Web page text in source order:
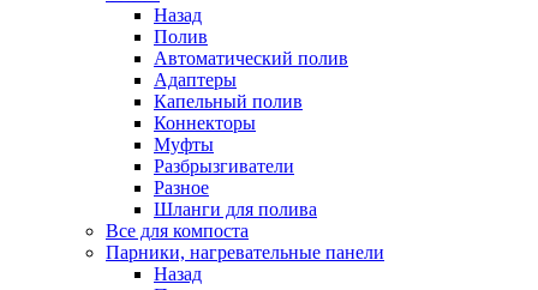
Назад
Полив
Автоматический полив
Адаптеры
Капельный полив
Коннекторы
Муфты
Разбрызгиватели
Разное
Шланги для полива
Все для компоста
Парники, нагревательные панели
Назад